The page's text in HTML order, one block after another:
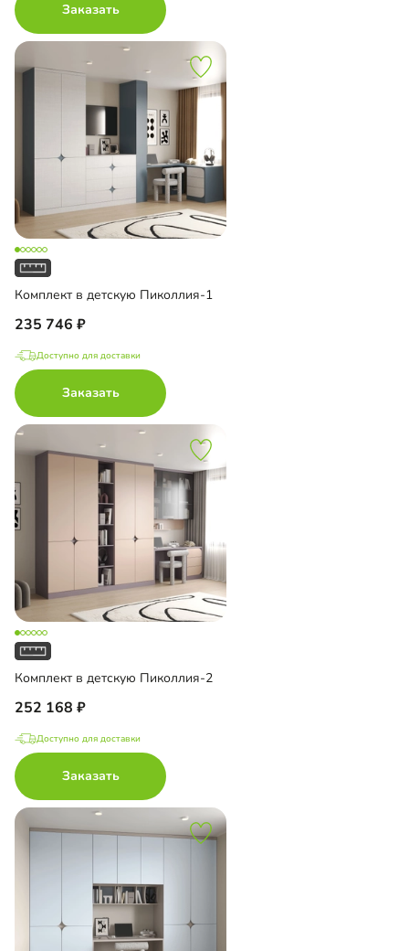
Заказать
Комплект в детскую Пиколлия-1
235 746
Доступно для доставки
Заказать
Комплект в детскую Пиколлия-2
252 168
Доступно для доставки
Заказать